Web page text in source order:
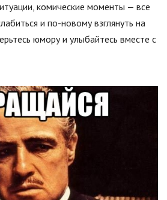
комические моменты — все
и по-новому взглянуть на
юмору и улыбайтесь вместе с